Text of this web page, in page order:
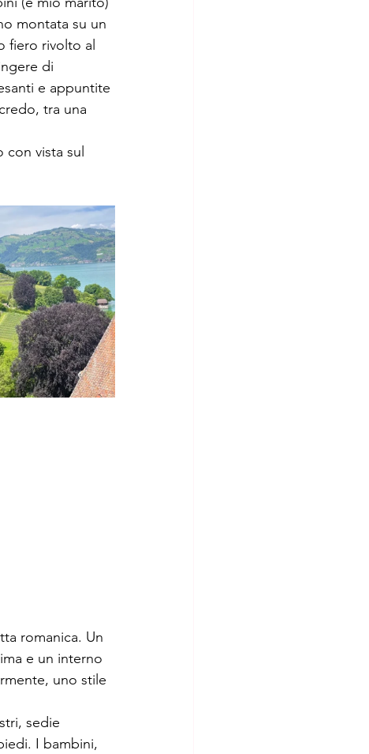
montata su un
fiero rivolto al
di
e appuntite
tra una
vista sul
romanica. Un
e un interno
uno stile
sedie
I bambini,